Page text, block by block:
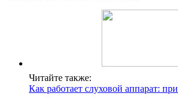
Читайте также:
Как работает слуховой аппарат: